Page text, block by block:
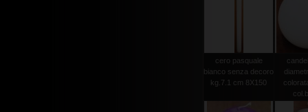
cero pasquale
bianco senza decoro
kg.7.1 cm 8X150